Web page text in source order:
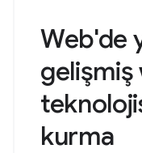
Web'de
gelişmiş
kurma